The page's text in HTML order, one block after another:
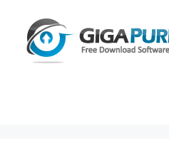
content